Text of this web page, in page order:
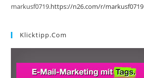
markusf0719.https://n26.com/r/markusf0719
Klicktipp.com